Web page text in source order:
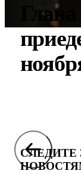
СЛЕДИТЕ